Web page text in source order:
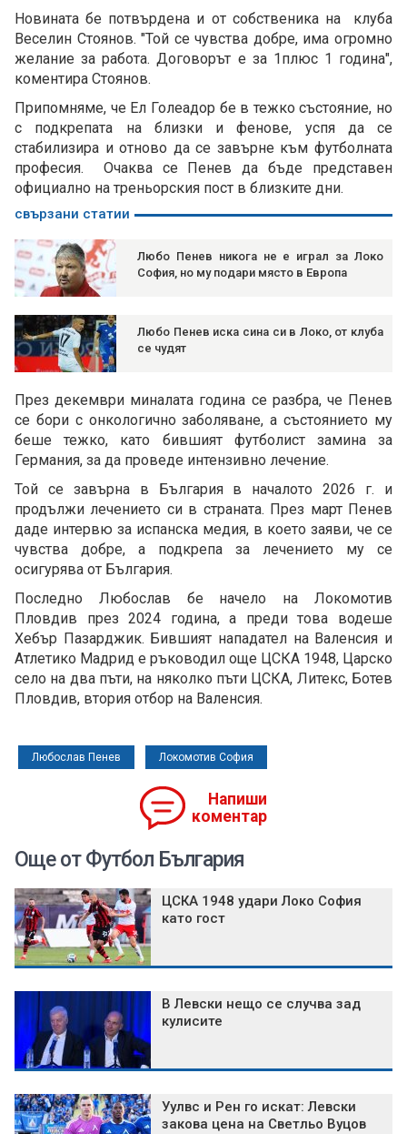
Новината бе потвърдена и от собственика на клуба
Веселин Стоянов. "Той се чувства добре, има огромно
желание за работа. Договорът е за 1плюс 1 година",
коментира Стоянов.
Припомняме, че Ел Голеадор бе в тежко състояние, но
с подкрепата на близки и фенове, успя да се
стабилизира и отново да се завърне към футболната
професия. Очаква се Пенев да бъде представен
официално на треньорския пост в близките дни.
свързани статии
Любо Пенев никога не е играл за Локо
София, но му подари място в Европа
Любо Пенев иска сина си в Локо, от клуба
се чудят
През декември миналата година се разбра, че Пенев
се бори с онкологично заболяване, а състоянието му
беше тежко, като бившият футболист замина за
Германия, за да проведе интензивно лечение.
Той се завърна в България в началото 2026 г. и
продължи лечението си в страната. През март Пенев
даде интервю за испанска медия, в което заяви, че се
чувства добре, а подкрепа за лечението му се
осигурява от България.
Последно Любослав бе начело на Локомотив
Пловдив през 2024 година, а преди това водеше
Хебър Пазарджик. Бившият нападател на Валенсия и
Атлетико Мадрид е ръководил още ЦСКА 1948, Царско
село на два пъти, на няколко пъти ЦСКА, Литекс, Ботев
Пловдив, втория отбор на Валенсия.
Любослав Пенев Локомотив София
Напиши
коментар
Още от Футбол България
ЦСКА 1948 удари Локо София
като гост
В Левски нещо се случва зад
кулисите
Уулвс и Рен го искат: Левски
закова цена на Светльо Вуцов